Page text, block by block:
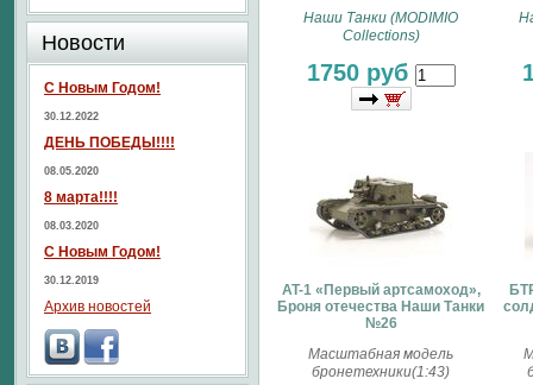
Наши Танки (MODIMIO
Collections)
1750 руб
AT-1 «Первый артсамоход»,
Броня отечества Наши Танки
№26
Масштабная модель
бронетехники(1:43)
Новости
С Новым Годом!
30.12.2022
ДЕНЬ ПОБЕДЫ!!!!
08.05.2020
8 марта!!!!
08.03.2020
С Новым Годом!
30.12.2019
Архив новостей